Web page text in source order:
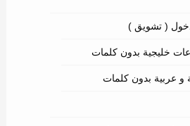
( تشويق )
خليجية بدون كلمات
و عربية بدون كلمات